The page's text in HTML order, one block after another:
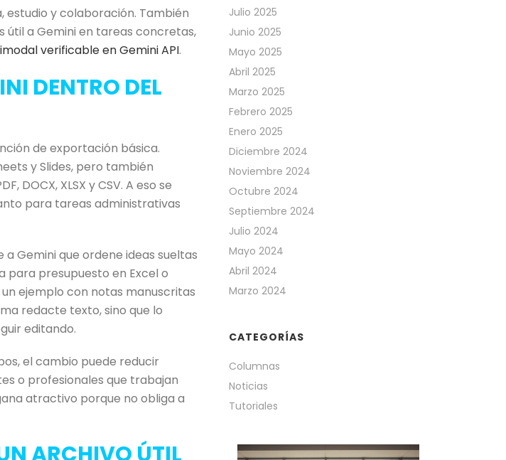
estudio y colaboración. También
útil a Gemini en tareas concretas,
verificable en Gemini API.
DENTRO DEL
de exportación básica.
y Slides, pero también
DOCX, XLSX y CSV. A eso se
para tareas administrativas
Gemini que ordene ideas sueltas
para presupuesto en Excel o
ejemplo con notas manuscritas
redacte texto, sino que lo
editando.
el cambio puede reducir
o profesionales que trabajan
atractivo porque no obliga a
Julio 2025
Junio 2025
Mayo 2025
Abril 2025
Marzo 2025
Febrero 2025
Enero 2025
Diciembre 2024
Noviembre 2024
Octubre 2024
Septiembre 2024
Julio 2024
Mayo 2024
Abril 2024
Marzo 2024
CATEGORÍAS
Columnas
Noticias
Tutoriales